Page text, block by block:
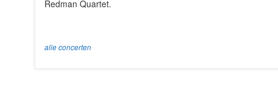
Redman Quartet.
alle concerten